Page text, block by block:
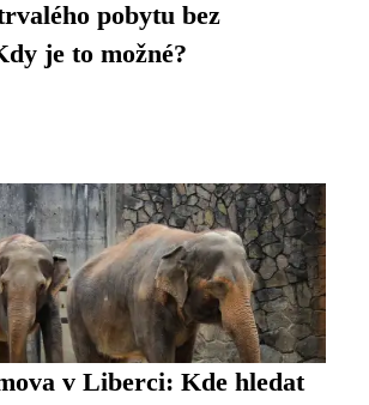
pobytu bez
je to možné?
v Liberci: Kde hledat